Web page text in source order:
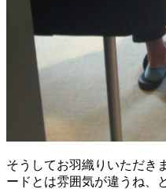
そうしてお羽織りいただき
ードとは雰囲気が違うね、